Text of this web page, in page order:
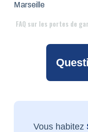
Marseille
FAQ sur les portes de
Vous habitez